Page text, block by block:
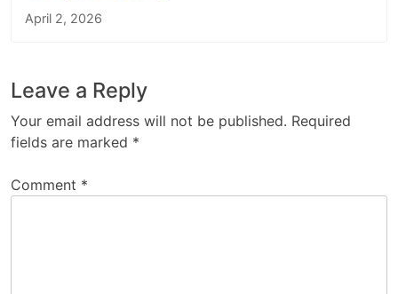
April 2, 2026
Leave a Reply
Your email address will not be published. Required
fields are marked *
Comment *